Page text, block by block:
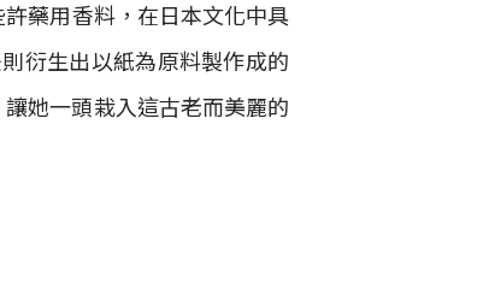
藥用香料，在日本文化中具
衍生出以紙為原料製作成的
她一頭栽入這古老而美麗的